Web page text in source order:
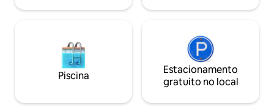
Piscina
Estacionamento
gratuito no local